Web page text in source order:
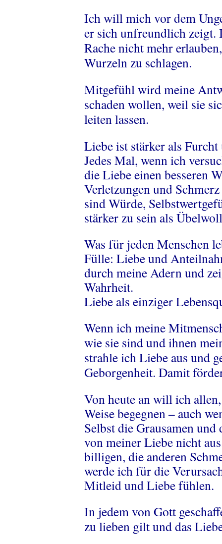
Ich will mich vor dem
er sich unfreundlich zeigt.
Rache nicht mehr
Wurzeln zu schlagen.
Mitgefühl wird meine
schaden wollen, weil sie
leiten lassen.
Liebe ist stärker als
Jedes Mal, wenn ich
die Liebe einen besseren
Verletzungen und
sind Würde,
stärker zu sein als
Was für jeden Menschen
Fülle: Liebe und
durch meine Adern und
Wahrheit.
Liebe als einziger
Wenn ich meine
wie sie sind und ihnen
strahle ich Liebe aus und
Geborgenheit. Damit
Von heute an will ich
Weise begegnen – auch
Selbst die Grausamen
von meiner Liebe nicht
billigen, die anderen
werde ich für die
Mitleid und Liebe fühlen.
In jedem von Gott
zu lieben gilt und das